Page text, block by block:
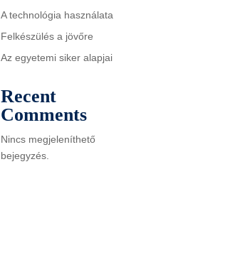
A technológia használata
Felkészülés a jövőre
Az egyetemi siker alapjai
Recent
Comments
Nincs megjeleníthető
bejegyzés.